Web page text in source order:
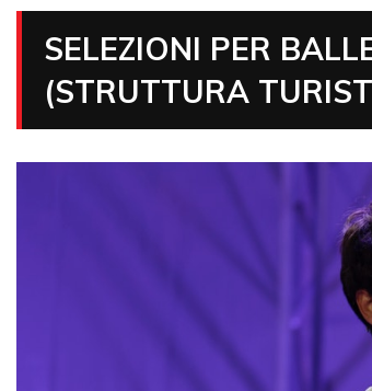
SELEZIONI PER
(STRUTTURA